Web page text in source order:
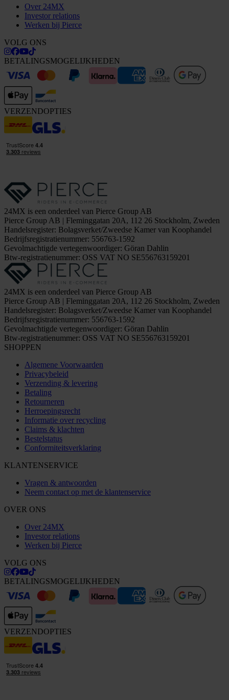
Over 24MX
Investor relations
Werken bij Pierce
VOLG ONS
BETALINGSMOGELIJKHEDEN
VERZENDOPTIES
24MX is een onderdeel van Pierce Group AB
Pierce Group AB | Fleminggatan 20A, 112 26 Stockholm, Zweden
Handelsregister: Bolagsverket/Zweedse Kamer van Koophandel
Bedrijfsregistratienummer: 556763-1592
Gevolmachtigde vertegenwoordiger: Göran Dahlin
Btw-registratienummer: OSS VAT NO SE556763159201
24MX is een onderdeel van Pierce Group AB
Pierce Group AB | Fleminggatan 20A, 112 26 Stockholm, Zweden
Handelsregister: Bolagsverket/Zweedse Kamer van Koophandel
Bedrijfsregistratienummer: 556763-1592
Gevolmachtigde vertegenwoordiger: Göran Dahlin
Btw-registratienummer: OSS VAT NO SE556763159201
SHOPPEN
Algemene Voorwaarden
Privacybeleid
Verzending & levering
Betaling
Retourneren
Herroepingsrecht
Informatie over recycling
Claims & klachten
Bestelstatus
Conformiteitsverklaring
KLANTENSERVICE
Vragen & antwoorden
Neem contact op met de klantenservice
OVER ONS
Over 24MX
Investor relations
Werken bij Pierce
VOLG ONS
BETALINGSMOGELIJKHEDEN
VERZENDOPTIES